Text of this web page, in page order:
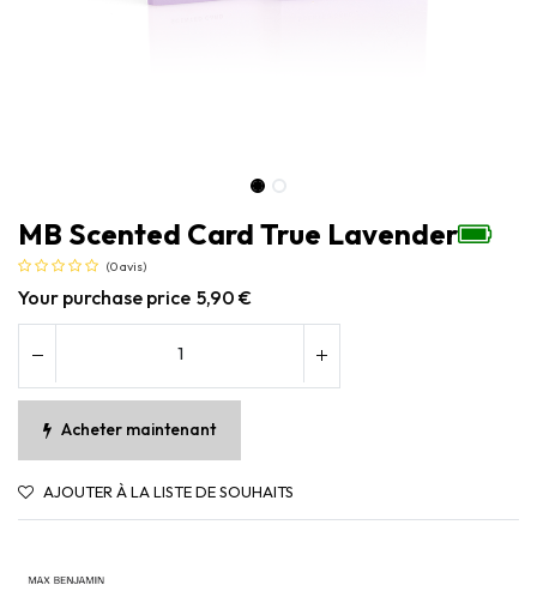
MB Scented Card True Lavender
(0 avis)
Your purchase price 5,90 €
Acheter maintenant
AJOUTER À LA LISTE DE SOUHAITS